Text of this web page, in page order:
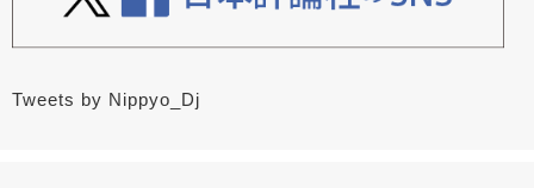
Tweets by Nippyo_Dj